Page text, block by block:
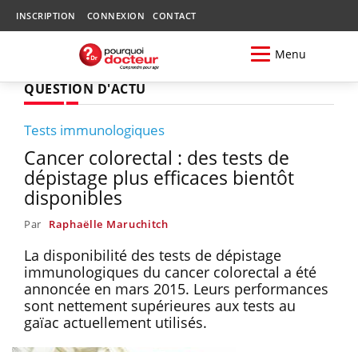
INSCRIPTION CONNEXION CONTACT
Menu
QUESTION D'ACTU
Tests immunologiques
Cancer colorectal : des tests de
dépistage plus efficaces bientôt
disponibles
Par Raphaëlle Maruchitch
La disponibilité des tests de dépistage
immunologiques du cancer colorectal a été
annoncée en mars 2015. Leurs performances
sont nettement supérieures aux tests au
gaïac actuellement utilisés.